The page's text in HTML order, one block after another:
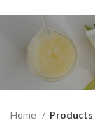
Home Products